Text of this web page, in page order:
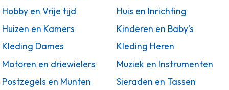
Hobby en Vrije tijd
Huis en Inrichting
Huizen en Kamers
Kinderen en Baby's
Kleding Dames
Kleding Heren
Motoren en driewielers
Muziek en Instrumenten
Postzegels en Munten
Sieraden en Tassen